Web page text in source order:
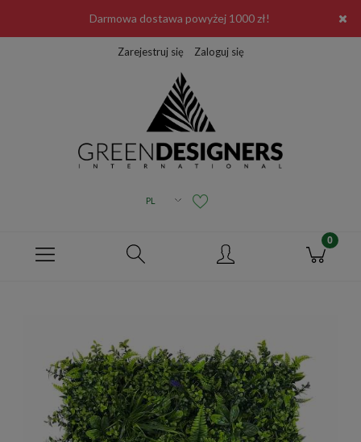
Darmowa dostawa powyżej 1000 zł!
Zarejestruj się Zaloguj się